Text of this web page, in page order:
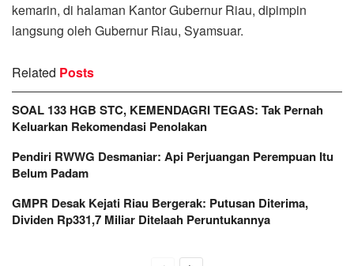
kemarin, di halaman Kantor Gubernur Riau, dipimpin
langsung oleh Gubernur Riau, Syamsuar.
Related Posts
SOAL 133 HGB STC, KEMENDAGRI TEGAS: Tak Pernah
Keluarkan Rekomendasi Penolakan
Pendiri RWWG Desmaniar: Api Perjuangan Perempuan Itu
Belum Padam
GMPR Desak Kejati Riau Bergerak: Putusan Diterima,
Dividen Rp331,7 Miliar Ditelaah Peruntukannya